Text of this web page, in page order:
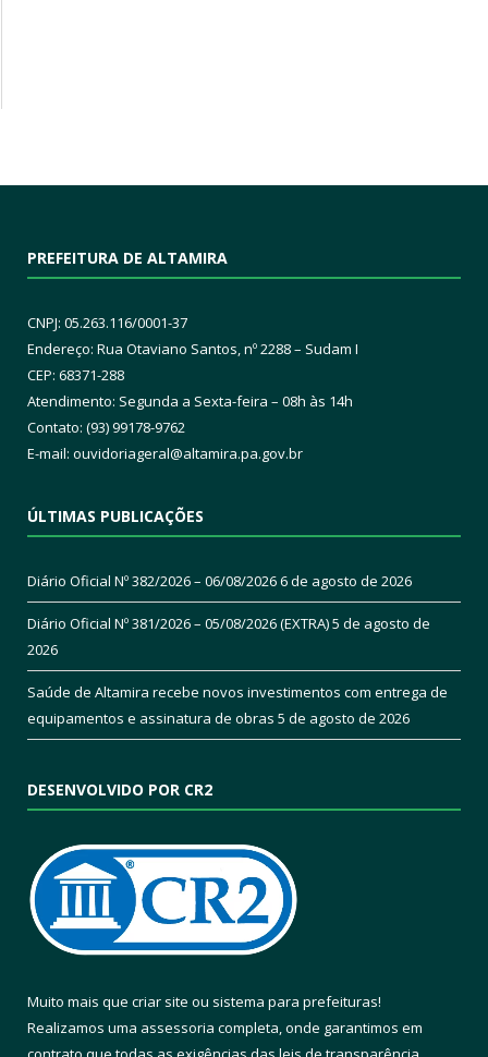
PREFEITURA DE ALTAMIRA
CNPJ: 05.263.116/0001-37
Endereço: Rua Otaviano Santos, nº 2288 – Sudam I
CEP: 68371-288
Atendimento: Segunda a Sexta-feira – 08h às 14h
Contato: (93) 99178-9762
E-mail: ouvidoriageral@altamira.pa.gov.br
ÚLTIMAS PUBLICAÇÕES
Diário Oficial Nº 382/2026 – 06/08/20266 de agosto de 2026
Diário Oficial Nº 381/2026 – 05/08/2026 (EXTRA)5 de agosto de
2026
Saúde de Altamira recebe novos investimentos com entrega de
equipamentos e assinatura de obras 5 de agosto de 2026
DESENVOLVIDO POR CR2
Muito mais que criar site ou sistema para prefeituras!
Realizamos uma assessoria completa, onde garantimos em